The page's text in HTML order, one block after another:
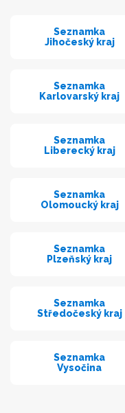
Seznamka
Jihočeský kraj
Seznamka
Karlovarský kraj
Seznamka
Liberecký kraj
Seznamka
Olomoucký kraj
Seznamka
Plzeňský kraj
Seznamka
Středočeský kraj
Seznamka
Vysočina